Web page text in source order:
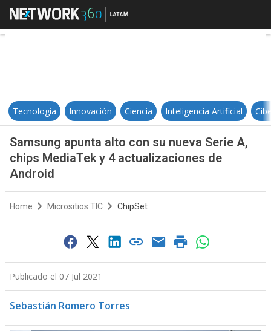
Samsung apunta alto con su
Tecnología Innovación Ciencia Inteligencia Artificial
Samsung apunta alto con su nueva Serie A,
chips MediaTek y 4 actualizaciones de
Android
Home Micrositios TIC ChipSet
Publicado el 07 Jul 2021
Sebastián Romero Torres